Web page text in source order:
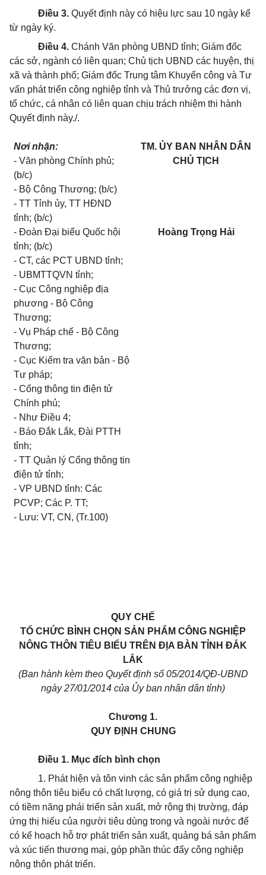
Điều 3. Quyết định này có hiệu lực sau 10 ngày kể
từ ngày ký.
Điều 4. Chánh Văn phòng UBND tỉnh; Giám đốc
các sở, ngành có liên quan; Chủ tịch UBND các huyện, thị
xã và thành phố; Giám đốc Trung tâm Khuyến công và Tư
vấn phát triển công nghiệp tỉnh và Thủ trưởng các đơn vị,
tổ chức, cá nhân có liên quan chịu trách nhiệm thi hành
Quyết định này./.
Nơi nhận:
- Văn phòng Chính phủ;
(b/c)
- Bộ Công Thương; (b/c)
- TT Tỉnh ủy, TT HĐND
tỉnh; (b/c)
- Đoàn Đại biểu Quốc hội
tỉnh; (b/c)
- CT, các PCT UBND tỉnh;
- UBMTTQVN tỉnh;
- Cục Công nghiệp địa
phương - Bộ Công
Thương;
- Vụ Pháp chế - Bộ Công
Thương;
- Cục Kiểm tra văn bản - Bộ
Tư pháp;
- Cổng thông tin điện tử
Chính phủ;
- Như Điều 4;
- Báo Đắk Lắk, Đài PTTH
tỉnh;
- TT Quản lý Cổng thông tin
điện tử tỉnh;
- VP UBND tỉnh: Các
PCVP; Các P. TT;
- Lưu: VT, CN, (Tr.100)
TM. ỦY BAN NHÂN DÂN
CHỦ TỊCH
Hoàng Trọng Hải
QUY CHẾ
TỔ CHỨC BÌNH CHỌN SẢN PHẨM CÔNG NGHIỆP
NÔNG THÔN TIÊU BIỂU TRÊN ĐỊA BÀN TỈNH ĐẮK
LẮK
(Ban hành kèm theo Quyết định số 05/2014/QĐ-UBND
ngày 27/01/2014 của Ủy ban nhân dân tỉnh)
Chương 1.
QUY ĐỊNH CHUNG
Điều 1. Mục đích bình chọn
1. Phát hiện và tôn vinh các sản phẩm công nghiệp
nông thôn tiêu biểu có chất lượng, có giá trị sử dụng cao,
có tiềm năng phái triển sản xuất, mở rộng thị trường, đáp
ứng thị hiếu của người tiêu dùng trong và ngoài nước để
có kế hoạch hỗ trợ phát triển sản xuất, quảng bá sản phẩm
và xúc tiến thương mại, góp phần thúc đẩy công nghiệp
nông thôn phát triển.